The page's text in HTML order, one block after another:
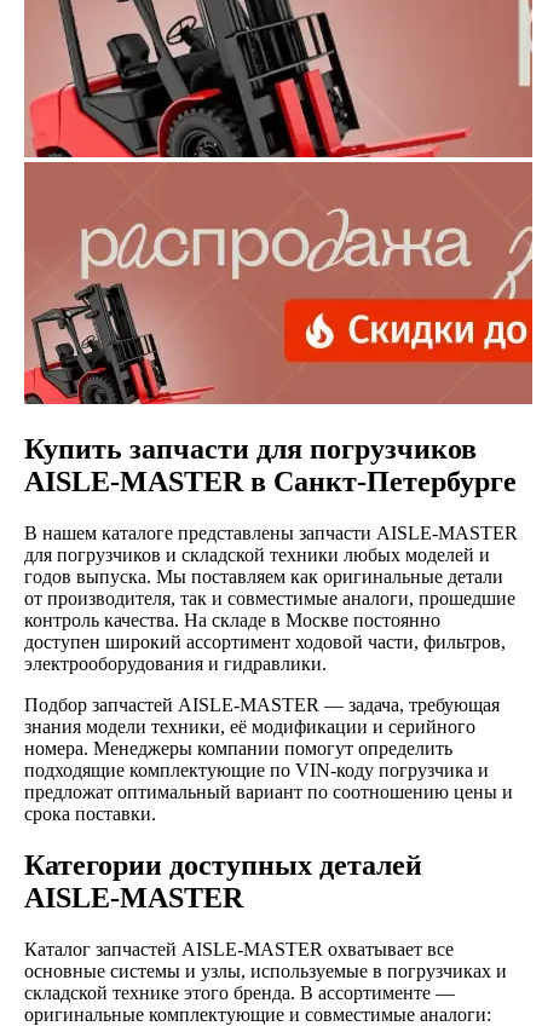
Купить запчасти для погрузчиков
AISLE-MASTER в Санкт-Петербурге
В нашем каталоге представлены запчасти AISLE-MASTER
для погрузчиков и складской техники любых моделей и
годов выпуска. Мы поставляем как оригинальные детали
от производителя, так и совместимые аналоги, прошедшие
контроль качества. На складе в Москве постоянно
доступен широкий ассортимент ходовой части, фильтров,
электрооборудования и гидравлики.
Подбор запчастей AISLE-MASTER — задача, требующая
знания модели техники, её модификации и серийного
номера. Менеджеры компании помогут определить
подходящие комплектующие по VIN-коду погрузчика и
предложат оптимальный вариант по соотношению цены и
срока поставки.
Категории доступных деталей
AISLE-MASTER
Каталог запчастей AISLE-MASTER охватывает все
основные системы и узлы, используемые в погрузчиках и
складской технике этого бренда. В ассортименте —
оригинальные комплектующие и совместимые аналоги: